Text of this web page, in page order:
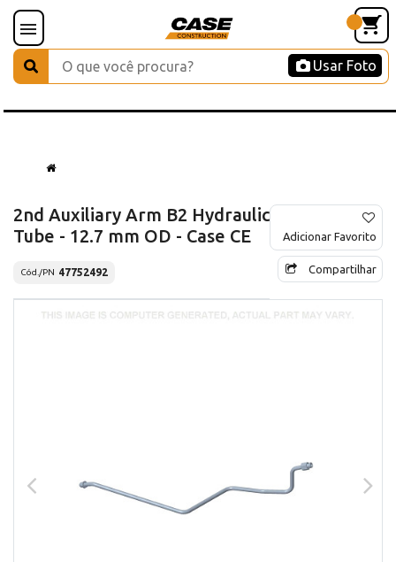
Usar Foto
2nd Auxiliary Arm B2 Hydraulic
Tube - 12.7 mm OD - Case CE
Cód./PN 47752492
Adicionar Favorito
Compartilhar